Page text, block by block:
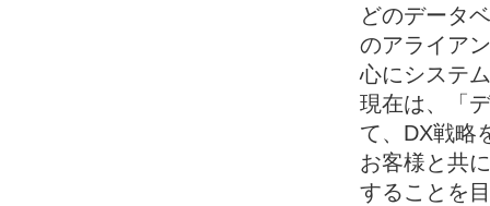
どのデータ
のアライア
心にシステ
現在は、「
て、DX戦略
お客様と共
することを